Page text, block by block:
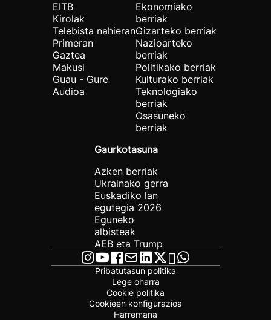
EITB
Kirolak
Telebista nahieran
Primeran
Gaztea
Makusi
Guau - Gure
Audioa
Ekonomiako
berriak
Gizarteko berriak
Nazioarteko
berriak
Politikako berriak
Kulturako berriak
Teknologiako
berriak
Osasuneko
berriak
Gaurkotasuna
Azken berriak
Ukrainako gerra
Euskadiko lan
egutegia 2026
Eguneko
albisteak
AEB eta Trump
Pribatutasun politika
Lege oharra
Cookie politika
Cookieen konfigurazioa
Harremana